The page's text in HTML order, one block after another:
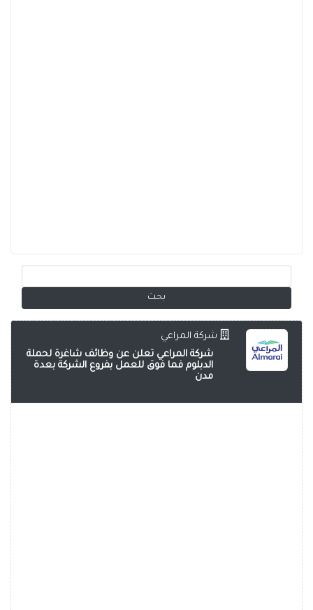
شركة المراعي
شركة المراعي تعلن عن وظائف شاغرة لحملة
الدبلوم فما فوق للعمل بفروع الشركة بعدة
مدن